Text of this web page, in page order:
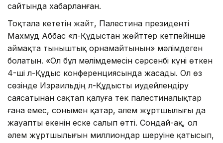
сайтында хабарланған.
Тоқтала кететін жайт, Палестина президенті
Махмуд Аббас «Әл-Құдыстан жөйттер кетпейінше
аймақта тыныштық орнамайтынын» мәлімдеген
болатын. «Ол бұл мәлімдемесін сәрсенбі күні өткен
4-ші Әл-Құдыс конференциясында жасады. Ол өз
сөзінде Израильдің Әл-Құдысты иудейлендіру
саясатынан сақтап қалуға тек палестиналықтар
ғана емес, сонымен қатар, әлем жұртшылығы да
жауапты екенін еске салып өтті. Сондай-ақ, ол
әлем жұртшылығын миллиондар шеруіне қатысып,